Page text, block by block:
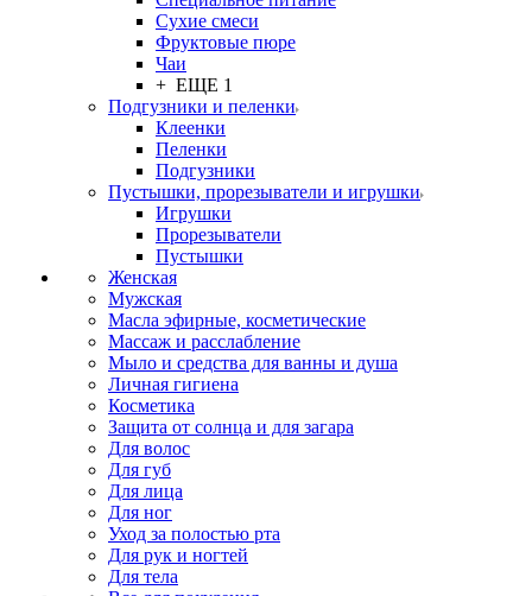
Сухие смеси
Фруктовые пюре
Чаи
+ ЕЩЕ 1
Подгузники и пеленки
Клеенки
Пеленки
Подгузники
Пустышки, прорезыватели и игрушки
Игрушки
Прорезыватели
Пустышки
Женская
Мужская
Масла эфирные, косметические
Массаж и расслабление
Мыло и средства для ванны и душа
Личная гигиена
Косметика
Защита от солнца и для загара
Для волос
Для губ
Для лица
Для ног
Уход за полостью рта
Для рук и ногтей
Для тела